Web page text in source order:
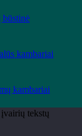
būstinė
kambariai
kambariai
samprata.
ir
dialogą.“
samprata
tekstą, kurio
kūrinio kaip
bet kitų
daugis,
tekstų